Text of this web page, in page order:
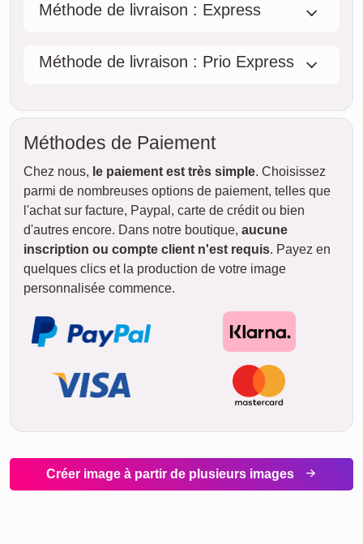
Méthode de livraison : Express
Méthode de livraison : Prio Express
Méthodes de Paiement
Chez nous, le paiement est très simple. Choisissez
parmi de nombreuses options de paiement, telles que
l'achat sur facture, Paypal, carte de crédit ou bien
d'autres encore. Dans notre boutique, aucune
inscription ou compte client n'est requis. Payez en
quelques clics et la production de votre image
personnalisée commence.
Créer image à partir de plusieurs images